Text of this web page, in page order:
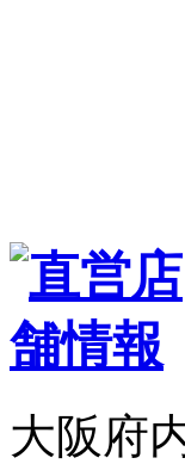
大阪府